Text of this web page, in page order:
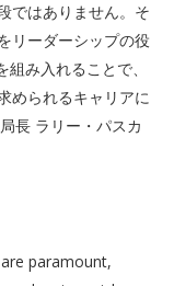
ではありません。そ
リーダーシップの役
み入れることで、
められるキャリアに
長 ラリー・パスカ
paramount,